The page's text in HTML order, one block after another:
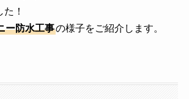
！
ー防水工事の様子をご紹介します。